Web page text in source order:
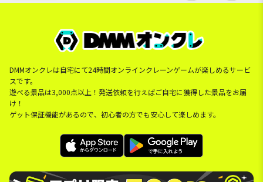
DMMオンクレは自宅にて24時間オンラインクレーンゲームが楽しめるサービ
スです。
遊べる景品は3,000点以上！発送依頼を行えばご自宅に獲得した景品をお届
け！
ゲット保証機能があるので、初心者の方でも安心して楽しめます。